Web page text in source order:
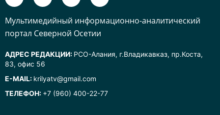
Mультимедийный информационно-аналитический
портал Северной Осетии
АДРЕС РЕДАКЦИИ: РСО-Алания, г.Владикавказ, пр.Коста,
83, офис 56
E-MAIL: krilyatv@gmail.com
ТЕЛЕФОН: +7 (960) 400-22-77